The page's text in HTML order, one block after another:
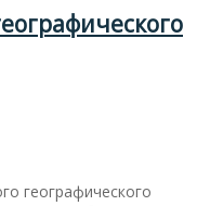
географического